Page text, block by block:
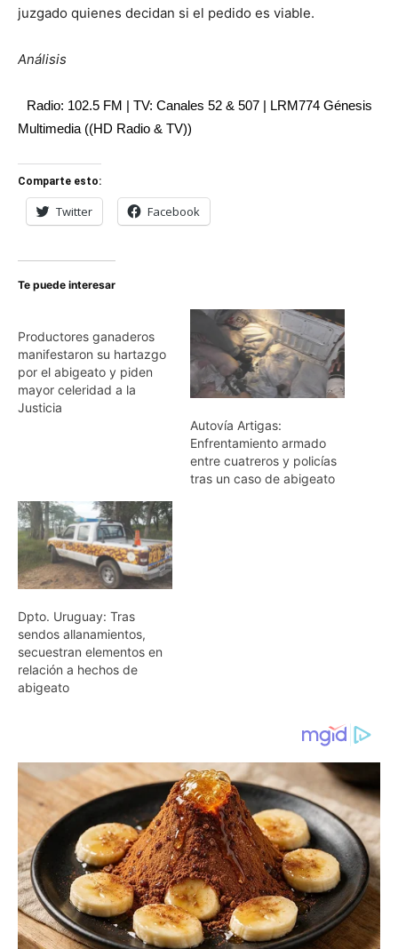
juzgado quienes decidan si el pedido es viable.
Análisis
Radio: 102.5 FM | TV: Canales 52 & 507 | LRM774 Génesis
Multimedia ((HD Radio & TV))
Comparte esto:
Twitter Facebook
Te puede interesar
Productores ganaderos
manifestaron su hartazgo
por el abigeato y piden
mayor celeridad a la
Justicia
Autovía Artigas:
Enfrentamiento armado
entre cuatreros y policías
tras un caso de abigeato
Dpto. Uruguay: Tras
sendos allanamientos,
secuestran elementos en
relación a hechos de
abigeato